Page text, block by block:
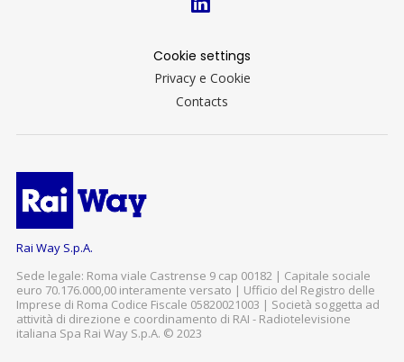
Cookie settings
Privacy e Cookie
Contacts
Rai Way S.p.A.
Sede legale: Roma viale Castrense 9 cap 00182 | Capitale sociale
euro 70.176.000,00 interamente versato | Ufficio del Registro delle
Imprese di Roma Codice Fiscale 05820021003 | Società soggetta ad
attività di direzione e coordinamento di RAI - Radiotelevisione
italiana Spa Rai Way S.p.A. © 2023